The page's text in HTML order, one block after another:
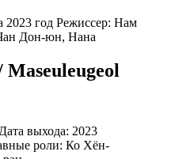
2023 год Режиссер: Нам
Дон-юн, Нана
выхода: 2023
роли: Ко Хён-